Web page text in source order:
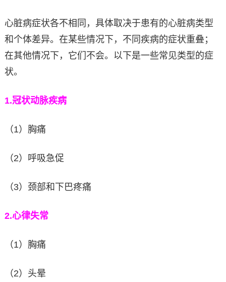
心脏病症状各不相同，具体取决于患有的心脏病类型
和个体差异。在某些情况下，不同疾病的症状重叠；
在其他情况下，它们不会。以下是一些常见类型的症
状。
1.冠状动脉疾病
（1）胸痛
（2）呼吸急促
（3）颈部和下巴疼痛
2.心律失常
（1）胸痛
（2）头晕